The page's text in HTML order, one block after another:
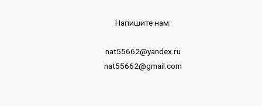
Напишите нам:
nat55662@yandex.ru
nat55662@gmail.com